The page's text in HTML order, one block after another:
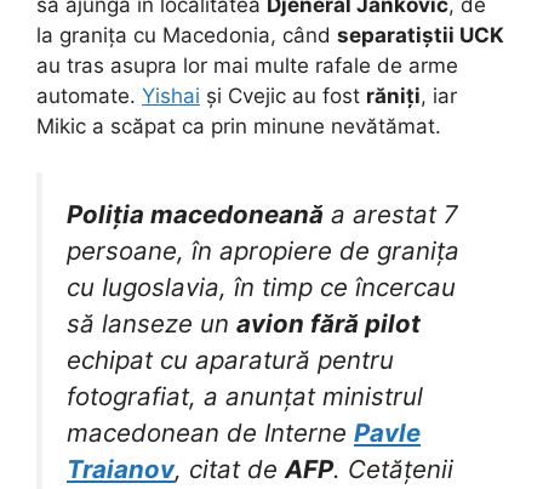
la granița cu Macedonia, când separatiștii UCK
au tras asupra lor mai multe rafale de arme
automate. Yishai și Cvejic au fost răniți, iar
Mikic a scăpat ca prin minune nevătămat.
Poliția macedoneană a arestat 7
persoane, în apropiere de granița
cu Iugoslavia, în timp ce încercau
să lanseze un avion fără pilot
echipat cu aparatură pentru
fotografiat, a anunțat ministrul
macedonean de Interne Pavle
Traianov, citat deAFP. Cetățenii